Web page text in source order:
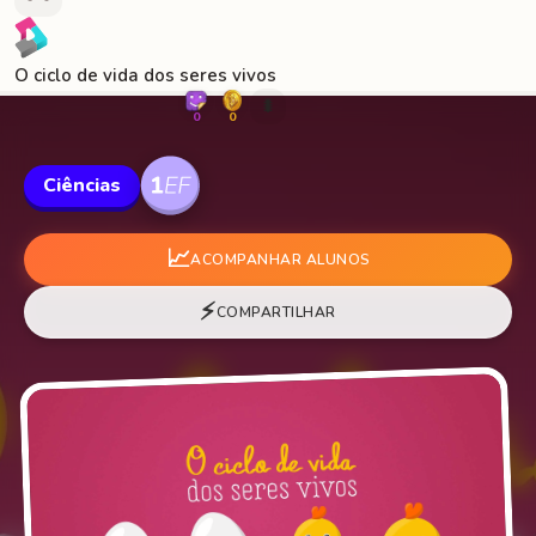
O ciclo de vida dos seres vivos
0 0
Ciências
📈ACOMPANHAR ALUNOS
⚡COMPARTILHAR